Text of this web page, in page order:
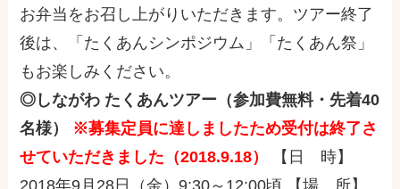
お弁当をお召し上がりいただきます。ツアー終了
後は、「たくあんシンポジウム」「たくあん祭」
もお楽しみください。
◎しながわ たくあんツアー（参加費無料・先着40
名様） ※募集定員に達しましたため受付は終了さ
せていただきました（2018.9.18）
【日 時】
2018年9月28日（金）9:30～12:00頃 【場 所】